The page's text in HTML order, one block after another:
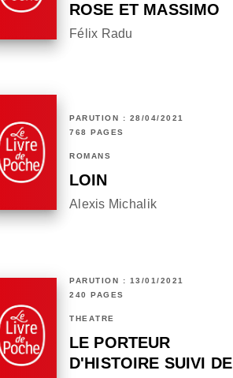
ROSE ET MASSIMO
Félix Radu
PARUTION : 28/04/2021
768 PAGES
ROMANS
LOIN
Alexis Michalik
PARUTION : 13/01/2021
240 PAGES
THÉÂTRE
LE PORTEUR
D'HISTOIRE SUIVI DE